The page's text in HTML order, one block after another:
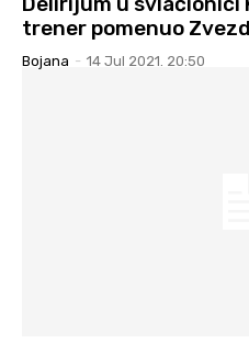
trener pomenuo
Bojana - 14 Jul 2021. 20:50